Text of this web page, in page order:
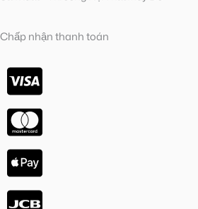
Chấp nhận thanh toán